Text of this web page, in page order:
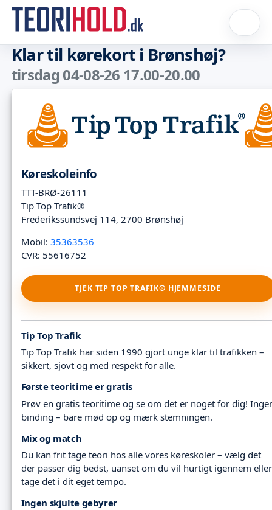
Klar til kørekort i Brønshøj?
tirsdag 04-08-26 17.00-20.00
Køreskoleinfo
TTT-BRØ-26111
Tip Top Trafik®
Frederikssundsvej 114, 2700 Brønshøj
Mobil: 35363536
CVR: 55616752
TJEK TIP TOP TRAFIK® HJEMMESIDE
Tip Top Trafik
Tip Top Trafik har siden 1990 gjort unge klar til trafikken –
sikkert, sjovt og med respekt for alle.
Første teoritime er gratis
Prøv en gratis teoritime og se om det er noget for dig!
binding – bare mød op og mærk stemningen.
Mix og match
Du kan frit tage teori hos alle vores køreskoler – vælg det
der passer dig bedst, uanset om du vil hurtigt igennem eller
tage det i dit eget tempo.
Ingen skjulte gebyrer